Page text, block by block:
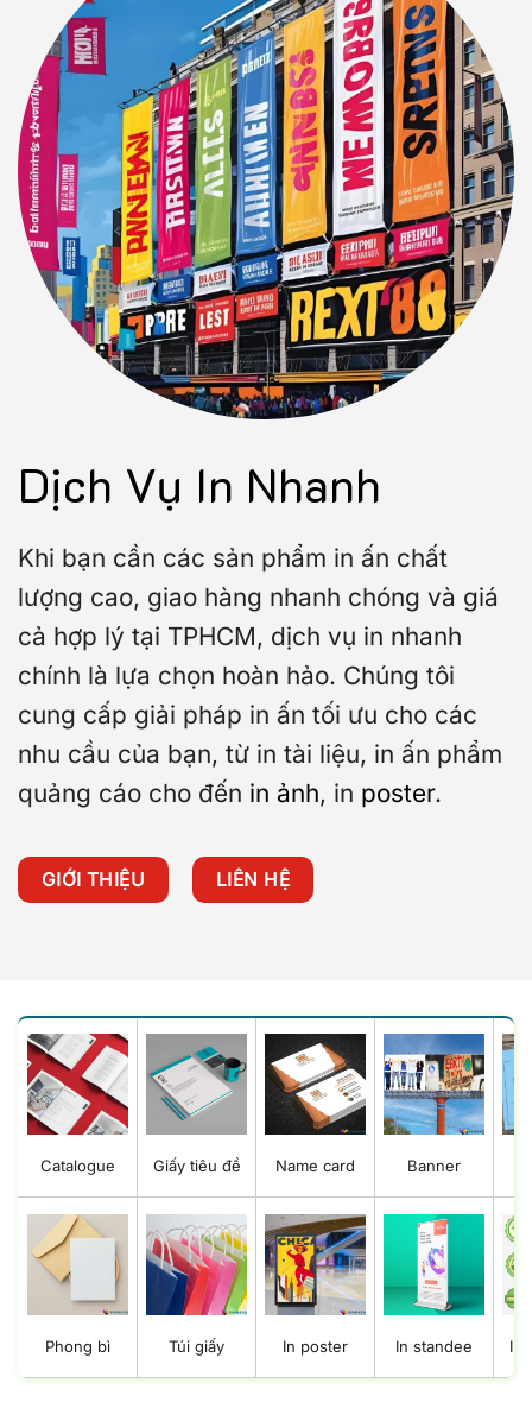
Dịch Vụ In Nhanh
Khi bạn cần các sản phẩm in ấn chất
lượng cao, giao hàng nhanh chóng và giá
cả hợp lý tại TPHCM, dịch vụ in nhanh
chính là lựa chọn hoàn hảo. Chúng tôi
cung cấp giải pháp in ấn tối ưu cho các
nhu cầu của bạn, từ in tài liệu, in ấn phẩm
quảng cáo cho đến in ảnh, in poster.
GIỚI THIỆU LIÊN HỆ
Catalogue Giấy tiêu đề Name card Banner
Phong bì Túi giấy In poster In standee In